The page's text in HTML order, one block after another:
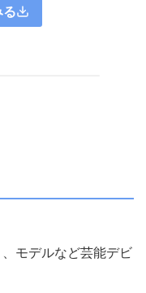
モデルなど芸能デビ